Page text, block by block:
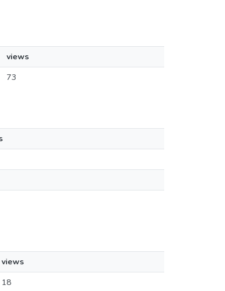
views
73
views
18